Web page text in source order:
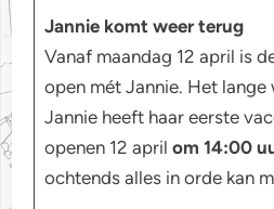
Jannie komt weer terug
Vanaf maandag 12 april is
open mét Jannie. Het lange
Jannie heeft haar eerste
openen 12 april om 14:00
ochtends alles in orde kan